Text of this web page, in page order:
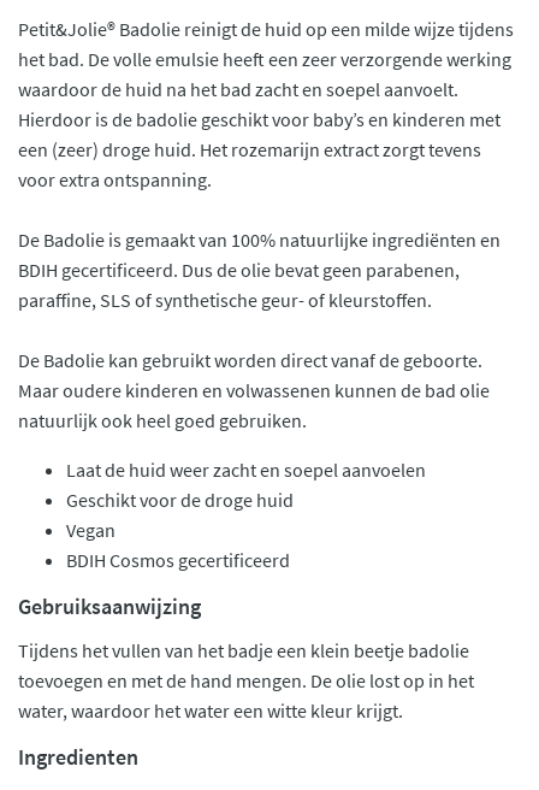
Petit&Jolie® Badolie reinigt de huid op een milde wijze tijdens
het bad. De volle emulsie heeft een zeer verzorgende werking
waardoor de huid na het bad zacht en soepel aanvoelt.
Hierdoor is de badolie geschikt voor baby’s en kinderen met
een (zeer) droge huid. Het rozemarijn extract zorgt tevens
voor extra ontspanning.
De Badolie is gemaakt van 100% natuurlijke ingrediënten en
BDIH gecertificeerd. Dus de olie bevat geen parabenen,
paraffine, SLS of synthetische geur- of kleurstoffen.
De Badolie kan gebruikt worden direct vanaf de geboorte.
Maar oudere kinderen en volwassenen kunnen de bad olie
natuurlijk ook heel goed gebruiken.
Laat de huid weer zacht en soepel aanvoelen
Geschikt voor de droge huid
Vegan
BDIH Cosmos gecertificeerd
Gebruiksaanwijzing
Tijdens het vullen van het badje een klein beetje badolie
toevoegen en met de hand mengen. De olie lost op in het
water, waardoor het water een witte kleur krijgt.
Ingredienten